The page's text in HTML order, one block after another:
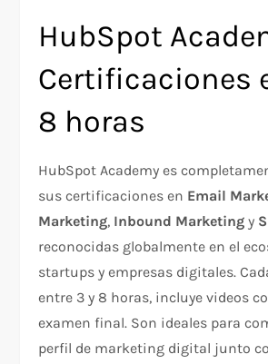
HubSpot
Certificaciones
8 horas
HubSpot Academy es
sus certificaciones en Email
Marketing, Inbound Marketing y
reconocidas globalmente en el
startups y empresas digitales.
entre 3 y 8 horas, incluye videos
examen final. Son ideales para
perfil de marketing digital junto